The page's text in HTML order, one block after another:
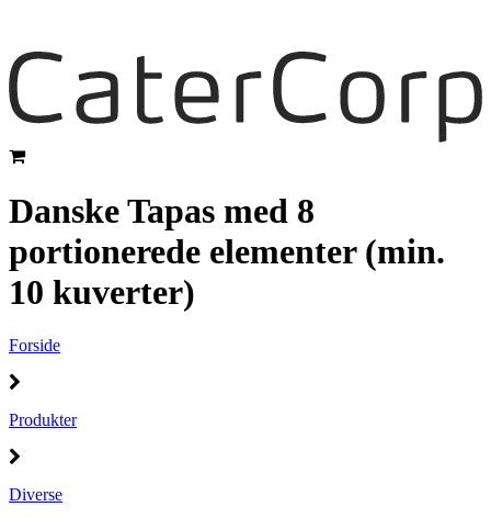
Danske Tapas med 8
portionerede elementer (min.
10 kuverter)
Forside
Produkter
Diverse